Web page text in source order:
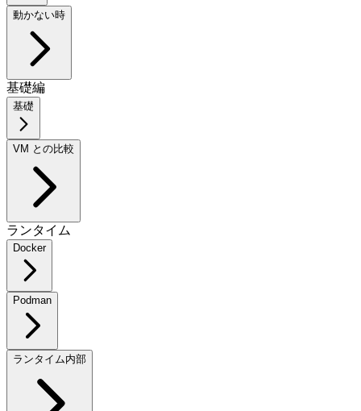
動かない時
基礎編
基礎
VM との比較
ランタイム
Docker
Podman
ランタイム内部